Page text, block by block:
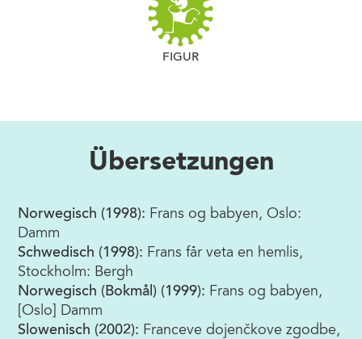
FIGUR
Übersetzungen
Norwegisch (1998): Frans og babyen, Oslo:
Damm
Schwedisch (1998): Frans får veta en hemlis,
Stockholm: Bergh
Norwegisch (Bokmål) (1999): Frans og babyen,
[Oslo] Damm
Slowenisch (2002): Franceve dojenčkove zgodbe,